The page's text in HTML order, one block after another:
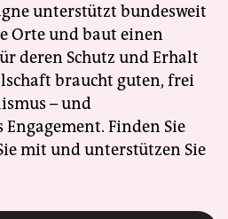
unterstützt bundesweit
Orte und baut einen
deren Schutz und Erhalt
braucht guten, frei
– und
Finden Sie
mit und unterstützen Sie